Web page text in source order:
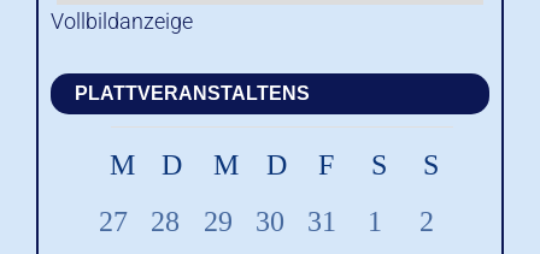
Vollbildanzeige
PLATTVERANSTALTENS